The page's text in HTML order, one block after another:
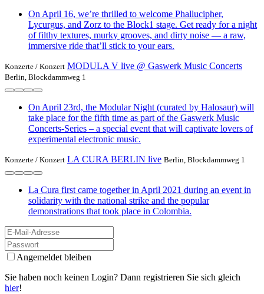
On April 16, we’re thrilled to welcome Phallucipher,
Lycurgus, and Zorz to the Block1 stage. Get ready for a night
of filthy textures, murky grooves, and dirty noise — a raw,
immersive ride that’ll stick to your ears.
Konzerte / Konzert MODULA V live @ Gaswerk Music Concerts
Berlin, Blockdammweg 1
On April 23rd, the Modular Night (curated by Halosaur) will
take place for the fifth time as part of the Gaswerk Music
Concerts-Series – a special event that will captivate lovers of
experimental electronic music.
Konzerte / Konzert LA CURA BERLIN live Berlin, Blockdammweg 1
La Cura first came together in April 2021 during an event in
solidarity with the national strike and the popular
demonstrations that took place in Colombia.
Angemeldet bleiben
Sie haben noch keinen Login? Dann registrieren Sie sich gleich
hier!